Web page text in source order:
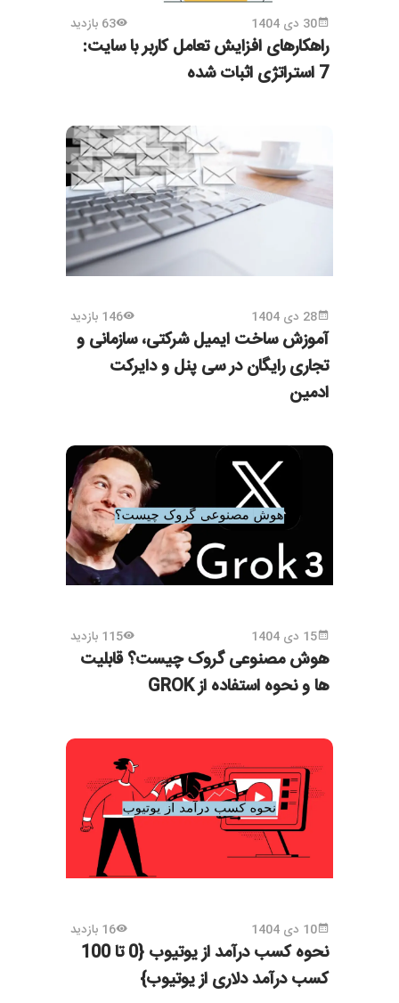
30 دی 1404 63 بازدید
راهکارهای افزایش تعامل کاربر با سایت:
7 استراتژی اثبات شده
28 دی 1404 146 بازدید
آموزش ساخت ایمیل شرکتی، سازمانی و
تجاری رایگان در سی پنل و دایرکت
ادمین
15 دی 1404 115 بازدید
هوش مصنوعی گروک چیست؟ قابلیت
ها و نحوه استفاده از GROK
10 دی 1404 16 بازدید
نحوه کسب درآمد از یوتیوب {0 تا 100
کسب درآمد دلاری از یوتیوب}